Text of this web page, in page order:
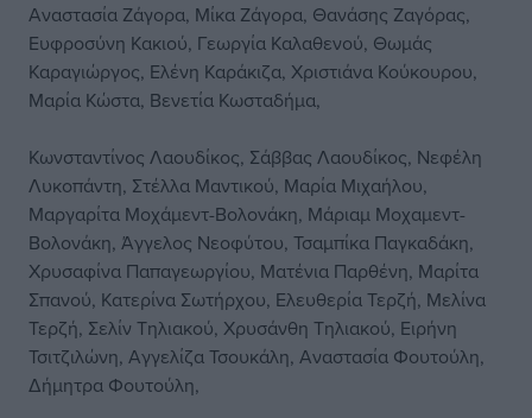
Αναστασία Ζάγορα, Μίκα Ζάγορα, Θανάσης Ζαγόρας,
Ευφροσύνη Κακιού, Γεωργία Καλαθενού, Θωμάς
Καραγιώργος, Ελένη Καράκιζα, Χριστιάνα Κούκουρου,
Μαρία Κώστα, Βενετία Κωσταδήμα,
Κωνσταντίνος Λαουδίκος, Σάββας Λαουδίκος, Νεφέλη
Λυκοπάντη, Στέλλα Μαντικού, Μαρία Μιχαήλου,
Μαργαρίτα Μοχάμεντ-Βολονάκη, Μάριαμ Μοχαμεντ-
Βολονάκη, Άγγελος Νεοφύτου, Τσαμπίκα Παγκαδάκη,
Χρυσαφίνα Παπαγεωργίου, Ματένια Παρθένη, Μαρίτα
Σπανού, Κατερίνα Σωτήρχου, Ελευθερία Τερζή, Μελίνα
Τερζή, Σελίν Τηλιακού, Χρυσάνθη Τηλιακού, Ειρήνη
Τσιτζιλώνη, Αγγελίζα Τσουκάλη, Αναστασία Φουτούλη,
Δήμητρα Φουτούλη,